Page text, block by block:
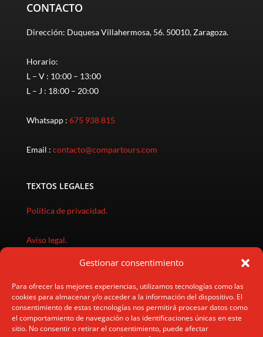
Gestionar consentimiento
Para ofrecer las mejores experiencias, utilizamos tecnologías como las
cookies para almacenar y/o acceder a la información del dispositivo. El
consentimiento de estas tecnologías nos permitirá procesar datos como
el comportamiento de navegación o las identificaciones únicas en este
sitio. No consentir o retirar el consentimiento, puede afectar
CONTACTO
Dirección: Duquesa Villahermosa, 56. 50010, Zaragoza.
Horario:
L – V : 10:00 – 13:00
L – J : 18:00 – 20:00
Whatsapp : 675 938 815
Email : contacto@compartours.com
TEXTOS LEGALES
Política de privacidad.
Aviso legal.
Política de cookies.
Política gastos cancelación.
Condiciones de compra.